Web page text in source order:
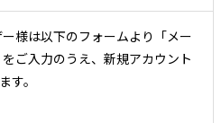
様は以下のフォームより「メー
ご入力のうえ、新規アカウント
す。